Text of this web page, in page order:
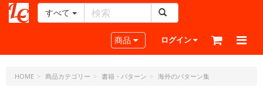
ー
ラ
すべて
Toggle navigation
商品 ログイン
HOME 商品カテゴリー 書籍・パターン 海外のパターン集